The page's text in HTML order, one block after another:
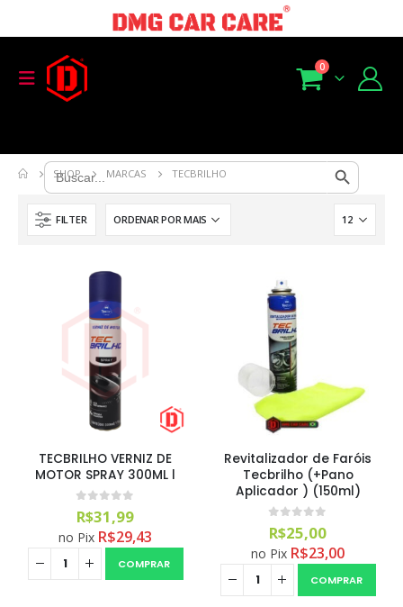
Search
for:
Search Button
0
SHOP MARCAS TECBRILHO
FILTER
TECBRILHO VERNIZ DE
MOTOR SPRAY 300ML l
R$31,99
no Pix R$29,43
COMPRAR
Revitalizador de Faróis
Tecbrilho (+Pano
Aplicador ) (150ml)
R$25,00
no Pix R$23,00
COMPRAR